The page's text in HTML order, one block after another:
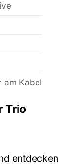
am Kabel
Trio
entdecken